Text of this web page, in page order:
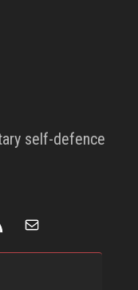
self-defence
Mail